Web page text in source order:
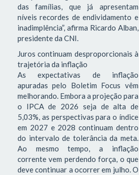
das famílias, que já apresentam
níveis recordes de endividamento e
inadimplência”, afirma Ricardo Alban,
presidente da CNI.
Juros continuam desproporcionais à
trajetória da inflação
As expectativas de inflação
apuradas pelo Boletim Focus vêm
melhorando. Embora a projeção para
o IPCA de 2026 seja de alta de
5,03%, as perspectivas para o índice
em 2027 e 2028 continuam dentro
do intervalo de tolerância da meta.
Ao mesmo tempo, a inflação
corrente vem perdendo força, o que
deve continuar a ocorrer em julho. O